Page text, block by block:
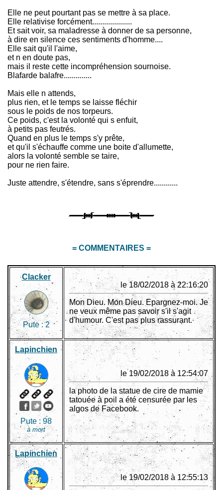
Elle ne peut pourtant pas se mettre à sa place.
Elle relativise forcément....................
Et sait voir, sa maladresse à donner de sa personne,
à dire en silence ces sentiments d'homme....
Elle sait qu'il l'aime,
et n en doute pas,
mais il reste cette incompréhension sournoise.
Blafarde balafre..............
Mais elle n attends,
plus rien, et le temps se laisse fléchir
sous le poids de nos torpeurs.
Ce poids, c'est la volonté qui s enfuit,
à petits pas feutrés.
Quand en plus le temps s'y prête,
et qu'il s'échauffe comme une boite d'allumette,
alors la volonté semble se taire,
pour ne rien faire.
Juste attendre, s'étendre, sans s'éprendre............
= COMMENTAIRES =
Clacker
Pute :2
le 18/02/2018 à 22:16:20
Mon Dieu. Mon Dieu. Epargnez-moi. Je
ne veux même pas savoir s'il s'agit
d'humour. C'est pas plus rassurant.
Lapinchien
Pute : 98
à mort
le 19/02/2018 à 12:54:07
la photo de la statue de cire de mamie
tatouée à poil a été censurée par les
algos de Facebook.
Lapinchien
le 19/02/2018 à 12:55:13